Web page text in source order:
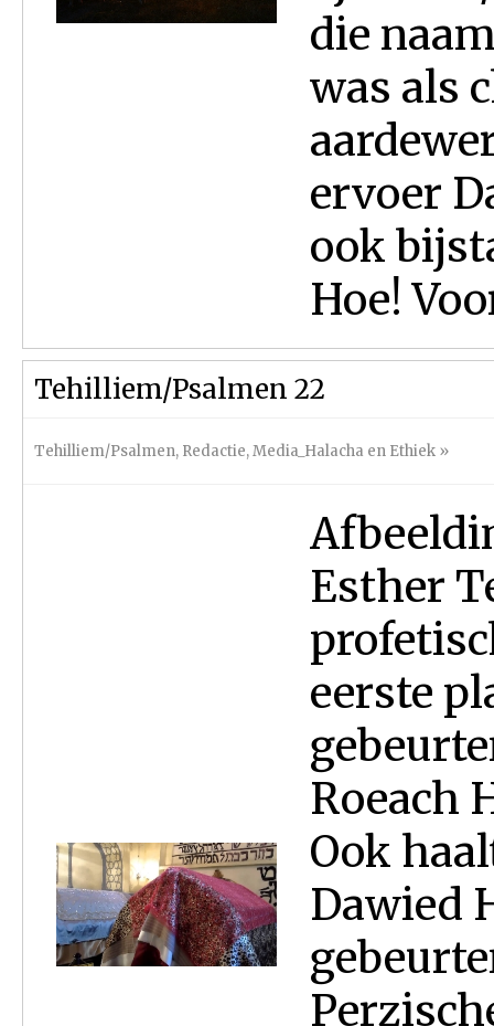
die
was als
ervoer
ook
Hoe!
Tehilliem/Psalmen 22
Tehilliem/Psalmen, Redactie,Media_Halacha en Ethiek »
Esther
eerste
Roeach
Ook
Dawied